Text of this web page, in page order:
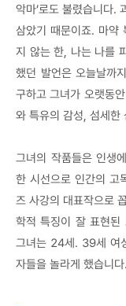
악마’로도 불렸습니다.
삼았기 때문이죠. 마약
지 않는 한, 나는 나를
했던 발언은 오늘날까
구하고 그녀가 오랫동
와 특유의 감성, 섬세한
그녀의 작품들은 인생
한 시선으로 인간의 고
즈 사강의 대표작으로
학적 특징이 잘 표현된
그녀는 24세. 39세 여
자들을 놀라게 했습니다.